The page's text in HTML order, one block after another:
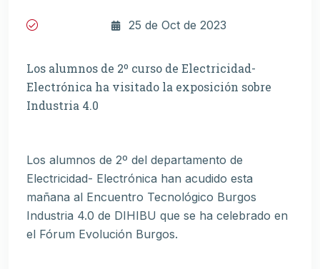
25 de Oct de 2023
Los alumnos de 2º curso de Electricidad-
Electrónica ha visitado la exposición sobre
Industria 4.0
Los alumnos de 2º del departamento de
Electricidad- Electrónica han acudido esta
mañana al Encuentro Tecnológico Burgos
Industria 4.0 de DIHIBU que se ha celebrado en
el Fórum Evolución Burgos.